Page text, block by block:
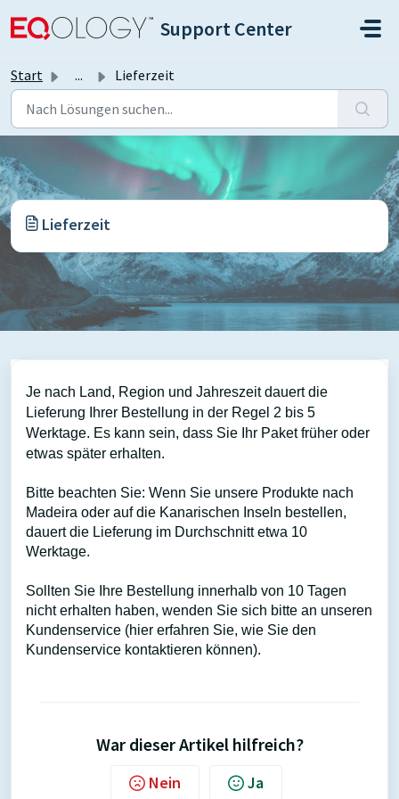
Support Center
Start ... Lieferzeit
Lieferzeit
Je nach Land, Region und Jahreszeit dauert die
Lieferung Ihrer Bestellung in der Regel 2 bis 5
Werktage. Es kann sein, dass Sie Ihr Paket früher oder
etwas später erhalten.
Bitte beachten Sie: Wenn Sie unsere Produkte nach
Madeira oder auf die Kanarischen Inseln bestellen,
dauert die Lieferung im Durchschnitt etwa 10
Werktage.
Sollten Sie Ihre Bestellung innerhalb von 10 Tagen
nicht erhalten haben, wenden Sie sich bitte an unseren
Kundenservice (hier erfahren Sie, wie Sie den
Kundenservice kontaktieren können).
War dieser Artikel hilfreich?
Nein Ja